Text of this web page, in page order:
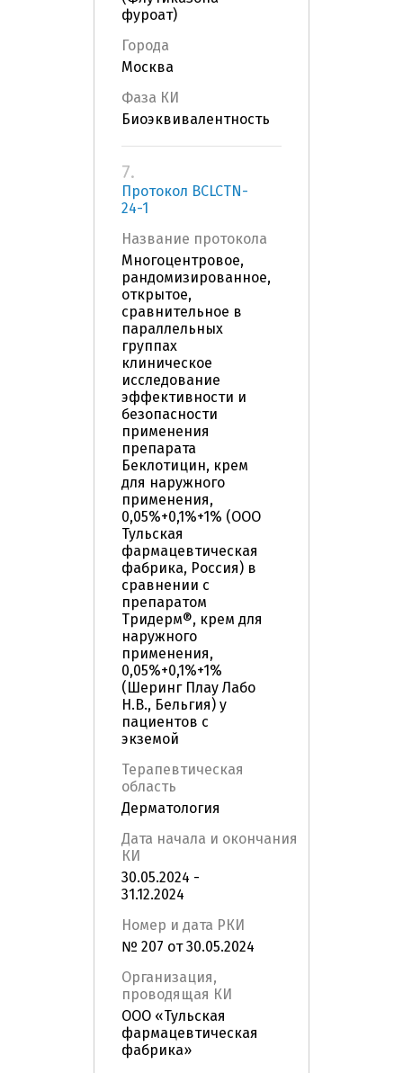
фуроат)
Города
Москва
Фаза КИ
Биоэквивалентность
7.
Протокол BCLCTN-
24-1
Название протокола
Многоцентровое,
рандомизированное,
открытое,
сравнительное в
параллельных
группах
клиническое
исследование
эффективности и
безопасности
применения
препарата
Беклотицин, крем
для наружного
применения,
0,05%+0,1%+1% (ООО
Тульская
фармацевтическая
фабрика, Россия) в
сравнении с
препаратом
Тридерм®, крем для
наружного
применения,
0,05%+0,1%+1%
(Шеринг Плау Лабо
Н.В., Бельгия) у
пациентов с
экземой
Терапевтическая
область
Дерматология
Дата начала и окончания
КИ
30.05.2024 -
31.12.2024
Номер и дата РКИ
№ 207 от 30.05.2024
Организация,
проводящая КИ
ООО «Тульская
фармацевтическая
фабрика»